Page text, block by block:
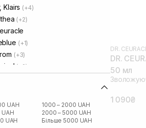
Klairs (+4)
(+2)
(+1)
(+3)
(+2)
(+2)
(+3)
(+1)
UAH
UAH
UAH
1000 – 2000 UAH
2000 – 5000 UAH
Більше 5000 UAH
DR.
DR.
50 мл
1 090₴